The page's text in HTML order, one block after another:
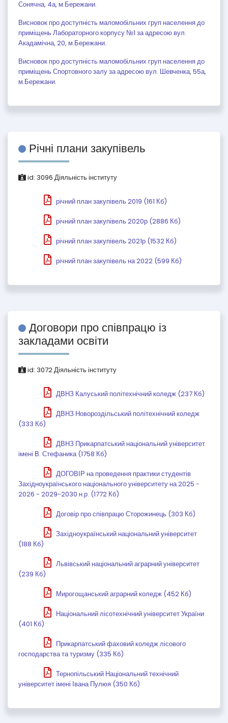
Сонячна, 4а, м.Бережани.
Висновок про доступність маломобільних груп населення до
приміщень Лабораторного корпусу №1 за адресою вул.
Акадамічна, 20, м.Бережани.
Висновок про доступність маломобільних груп населення до
приміщень Спортовного залу за адресою вул. Шевченка, 55а,
м.Бережани.
Річні плани закупівель
id: 3096 Діяльність інституту
річний план закупівель 2019 (161 Кб)
річний план закупівель 2020р (2886 Кб)
річний план закупівель 2021р (1532 Кб)
річний план закупівель на 2022 (599 Кб)
Договори про співпрацю із
закладами освіти
id: 3072Діяльність інституту
ДВНЗ Калуський політехнічний коледж (237 Кб)
ДВНЗ Новороздільський політехнічний коледж
(333 Кб)
ДВНЗ Прикарпатський національний університет
імені В. Стефаника (1758 Кб)
ДОГОВІР на проведення практики студентів
Західноукраїнського національного університету на 2025 -
2026 - 2029-2030 н.р. (1772 Кб)
Договір про співпрацю Сторожинець (303 Кб)
Західноукраїнський національний університет
(188 Кб)
Львівський національний аграрний університет
(239 Кб)
Мирогощанський аграрний коледж (452 Кб)
Національний лісотехнічний університет України
(401 Кб)
Прикарпатський фаховий коледж лісового
господарства та туризму (335 Кб)
Тернопільський Національний технічний
університет імені Івана Пулюя (350 Кб)